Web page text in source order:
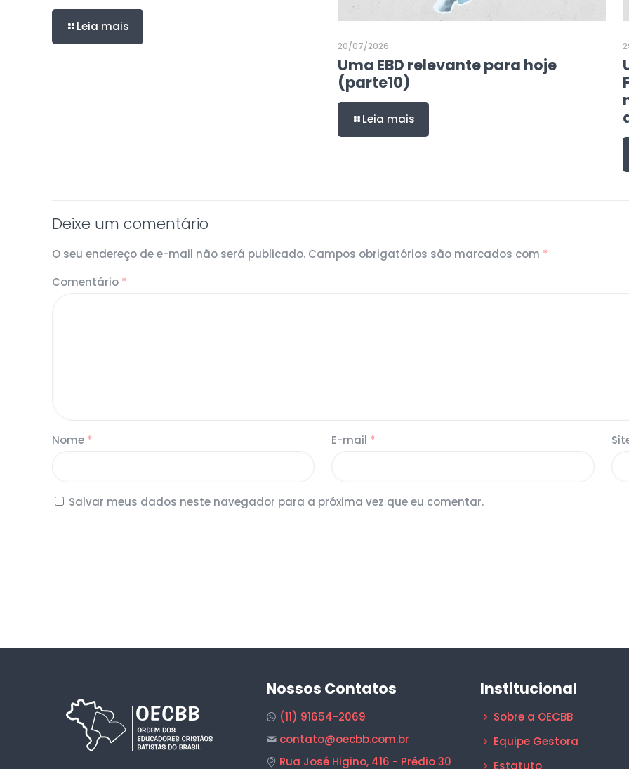
Leia mais
20/07/2026
Uma EBD relevante para hoje
(parte10)
Leia mais
Deixe um comentário
O seu endereço de e-mail não será publicado. Campos obrigatórios são marcados com *
Comentário *
Nome * E-mail *
Salvar meus dados neste navegador para a próxima vez que eu comentar.
Nossos Contatos
(11) 91654-2069
contato@oecbb.com.br
Rua José Higino, 416 - Prédio 30
Institucional
Sobre a OECBB
Equipe Gestora
Estatuto